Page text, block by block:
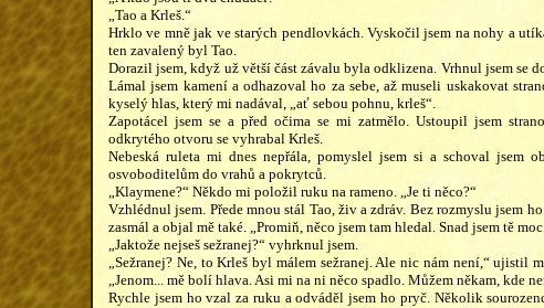
„Tao a Krleš.“
Hrklo ve mně jak ve starých pendlovkách. Vyskočil jsem na nohy a
ten zavalený byl Tao.
Dorazil jsem, když už větší část závalu byla odklizena. Vrhnul jsem se
Lámal jsem kamení a odhazoval ho za sebe, až museli uskakovat
kyselý hlas, který mi nadával, „ať sebou pohnu, krleš“.
Zapotácel jsem se a před očima se mi zatmělo. Ustoupil jsem
odkrytého otvoru se vyhrabal Krleš.
Nebeská ruleta mi dnes nepřála, pomyslel jsem si a schoval jsem
osvoboditelům do vrahů a pokrytců.
„Klaymene?“ Někdo mi položil ruku na rameno. „Je ti něco?“
Vzhlédnul jsem. Přede mnou stál Tao, živ a zdráv. Bez rozmyslu jsem
zasmál a objal mě také. „Promiň, něco jsem tam hledal. Snad jsem tě
„Jaktože nejseš sežranej?“ vyhrknul jsem.
„Sežranej? Ne, to Krleš byl málem sežranej. Ale nic nám není,“ ujistil
„Jenom... mě bolí hlava. Asi mi na ni něco spadlo. Můžem někam, kde
Rychle jsem ho vzal za ruku a odváděl jsem ho pryč. Několik